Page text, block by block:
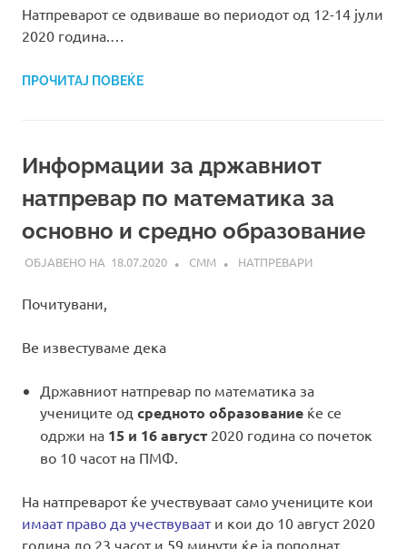
Натпреварот се одвиваше во периодот од 12-14 јули
2020 година.…
ПРОЧИТАЈ ПОВЕЌЕ
Информации за државниот
натпревар по математика за
основно и средно образование
18.07.2020 СММ НАТПРЕВАРИ
Почитувани,
Ве известуваме дека
Државниот натпревар по математика за
учениците од средното образование ќе се
одржи на 15 и 16 август 2020 година со почеток
во 10 часот на ПМФ.
На натпреварот ќе учествуваат само учениците кои
имаат право да учествуваати кои до 10 август 2020
година до 23 часот и 59 минути ќе ја пополнат